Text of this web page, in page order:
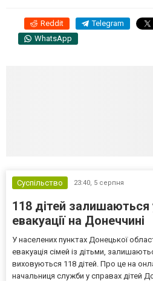
Reddit Telegram
WhatsApp
Суспільство 23:40, 5 серпня
118 дітей залишаються
евакуації на Донеччині
У населених пунктах Донецької
евакуація сімей із дітьми,
виховуються 118 дітей. Про це на
начальниця служби у справах дітей